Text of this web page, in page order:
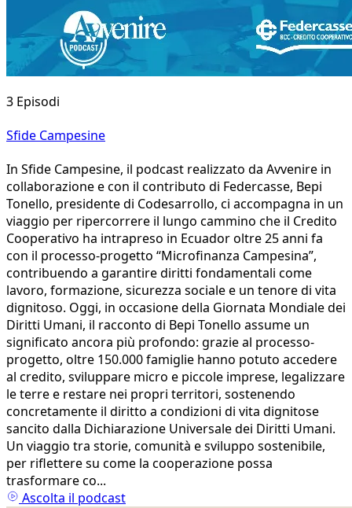
3 Episodi
Sfide Campesine
In Sfide Campesine, il podcast realizzato da Avvenire in
collaborazione e con il contributo di Federcasse, Bepi
Tonello, presidente di Codesarrollo, ci accompagna in un
viaggio per ripercorrere il lungo cammino che il Credito
Cooperativo ha intrapreso in Ecuador oltre 25 anni fa
con il processo-progetto “Microfinanza Campesina”,
contribuendo a garantire diritti fondamentali come
lavoro, formazione, sicurezza sociale e un tenore di vita
dignitoso. Oggi, in occasione della Giornata Mondiale dei
Diritti Umani, il racconto di Bepi Tonello assume un
significato ancora più profondo: grazie al processo-
progetto, oltre 150.000 famiglie hanno potuto accedere
al credito, sviluppare micro e piccole imprese, legalizzare
le terre e restare nei propri territori, sostenendo
concretamente il diritto a condizioni di vita dignitose
sancito dalla Dichiarazione Universale dei Diritti Umani.
Un viaggio tra storie, comunità e sviluppo sostenibile,
per riflettere su come la cooperazione possa
trasformare co...
Ascolta il podcast